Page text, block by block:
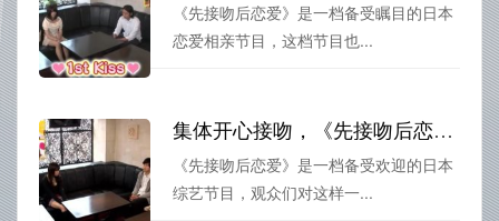
《先接吻后恋爱》是一档备受瞩目的日本
恋爱相亲节目，这档节目也...
集体开心接吻，《先接吻后恋爱》免费观看八仙过海各显神通
《先接吻后恋爱》是一档备受欢迎的日本
综艺节目，观众们对这样一...